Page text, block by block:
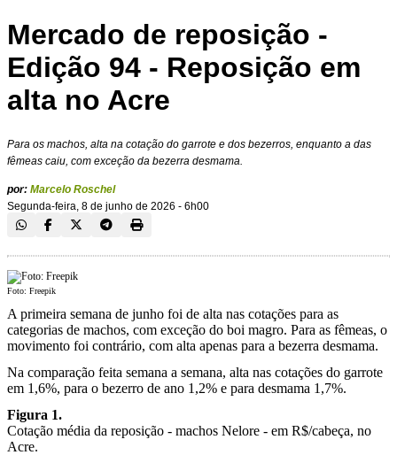
Mercado de reposição -
Edição 94 - Reposição em
alta no Acre
Para os machos, alta na cotação do garrote e dos bezerros, enquanto a das
fêmeas caiu, com exceção da bezerra desmama.
por: Marcelo Roschel
Segunda-feira, 8 de junho de 2026 - 6h00
Foto: Freepik
A primeira semana de junho foi de alta nas cotações para as
categorias de machos, com exceção do boi magro. Para as fêmeas, o
movimento foi contrário, com alta apenas para a bezerra desmama.
Na comparação feita semana a semana, alta nas cotações do garrote
em 1,6%, para o bezerro de ano 1,2% e para desmama 1,7%.
Figura 1.
Cotação média da reposição - machos Nelore - em R$/cabeça, no
Acre.